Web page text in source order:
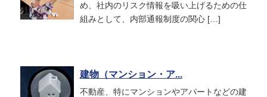
め、社内のリスク情報を吸い上げるための仕
組みとして、内部通報制度の関心 […]
建物（マンション・ア...
不動産、特にマンションやアパートなどの建